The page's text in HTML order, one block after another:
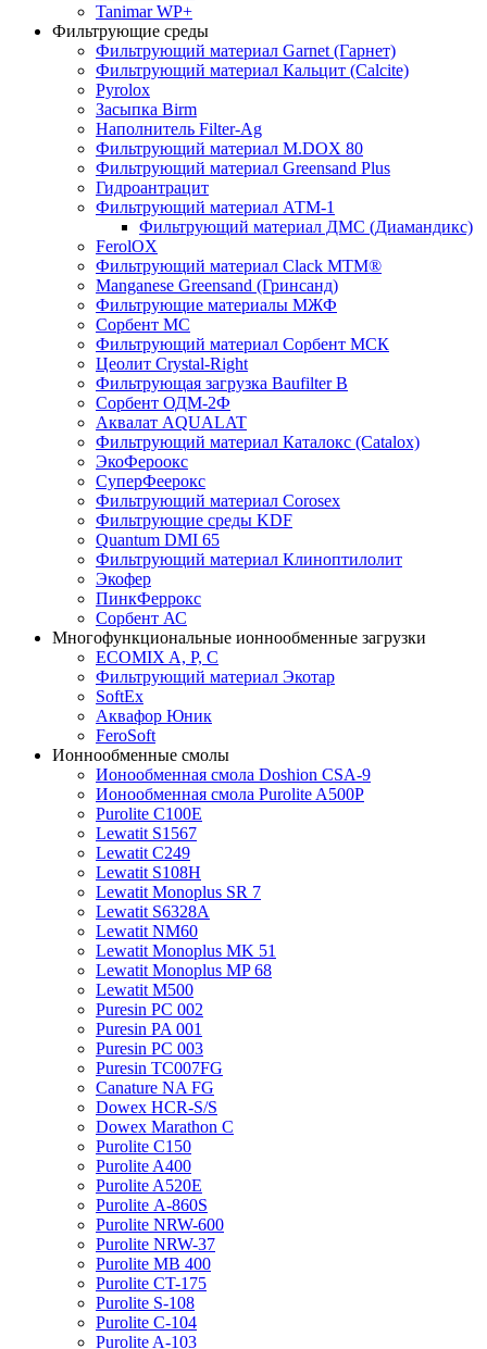
Tanimar WP+
Фильтрующие среды
Фильтрующий материал Garnet (Гарнет)
Фильтрующий материал Кальцит (Calcite)
Pyrolox
Засыпка Birm
Наполнитель Filter-Ag
Фильтрующий материал M.DOX 80
Фильтрующий материал Greensand Plus
Гидроантрацит
Фильтрующий материал АТМ-1
Фильтрующий материал ДМС (Диамандикс)
FerolOX
Фильтрующий материал Clack MTM®
Manganese Greensand (Гринсанд)
Фильтрующие материалы МЖФ
Сорбент МС
Фильтрующий материал Сорбент МСК
Цеолит Crystal-Right
Фильтрующая загрузка Baufilter B
Сорбент ОДМ-2Ф
Аквалат AQUALAT
Фильтрующий материал Каталокс (Catalox)
ЭкоФероокс
СуперФеерокс
Фильтрующий материал Corosex
Фильтрующие среды KDF
Quantum DMI 65
Фильтрующий материал Клиноптилолит
Экофер
ПинкФеррокс
Сорбент АС
Многофункциональные ионнообменные загрузки
ECOMIX A, P, C
Фильтрующий материал Экотар
SoftEx
Аквафор Юник
FeroSoft
Ионнообменные смолы
Ионообменная смола Doshion CSA-9
Ионообменная смола Purolite A500P
Purolite C100E
Lewatit S1567
Lewatit С249
Lewatit S108H
Lewatit Monoplus SR 7
Lewatit S6328A
Lewatit NM60
Lewatit Monoplus MK 51
Lewatit Monoplus MP 68
Lewatit М500
Puresin PC 002
Puresin PA 001
Puresin PC 003
Puresin TC007FG
Canature NA FG
Dowex HCR-S/S
Dowex Marathon C
Purolite C150
Purolite A400
Purolite A520E
Purolite А-860S
Purolite NRW-600
Purolite NRW-37
Purolite MB 400
Purolite CT-175
Purolite S-108
Purolite C-104
Purolite A-103